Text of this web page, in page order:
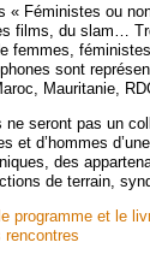
« Féministes ou
films, du slam…
femmes,
sont
Mauritanie,
ne seront pas un
et d’hommes
des
de terrain,
programme et le
rencontres